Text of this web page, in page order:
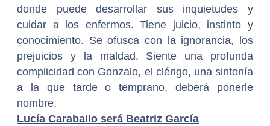
donde puede desarrollar sus inquietudes y
cuidar a los enfermos. Tiene juicio, instinto y
conocimiento. Se ofusca con la ignorancia, los
prejuicios y la maldad. Siente una profunda
complicidad con Gonzalo, el clérigo, una sintonía
a la que tarde o temprano, deberá ponerle
nombre.
Lucía Caraballo será Beatriz García